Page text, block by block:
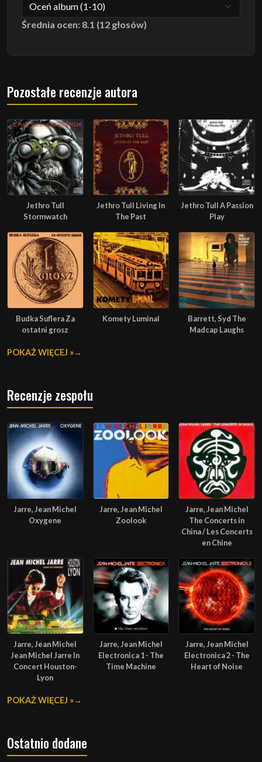
Średnia ocen: 8.1 (12 głosów)
Pozostałe recenzje autora
Jethro Tull
Stormwatch
Jethro Tull Living In
The Past
Jethro Tull A Passion
Play
Budka Suflera Za
ostatni grosz
Komety Luminal
Barrett, Syd The
Madcap Laughs
POKAŻ WIĘCEJ »
Recenzje zespołu
Jarre, Jean Michel
Oxygene
Jarre, Jean Michel
Zoolook
Jarre, Jean Michel
The Concerts in
China / Les Concerts
en Chine
Jarre, Jean Michel
Jean Michel Jarre In
Concert Houston-
Lyon
Jarre, Jean Michel
Electronica 1 - The
Time Machine
Jarre, Jean Michel
Electronica 2 - The
Heart of Noise
POKAŻ WIĘCEJ »
Ostatnio dodane